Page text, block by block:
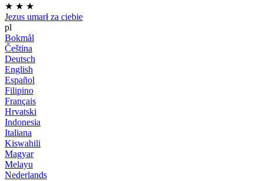
★ ★ ★
Jezus umarł za ciebie
pl
Bokmål
Čeština
Deutsch
English
Español
Filipino
Français
Hrvatski
Indonesia
Italiana
Kiswahili
Magyar
Melayu
Nederlands